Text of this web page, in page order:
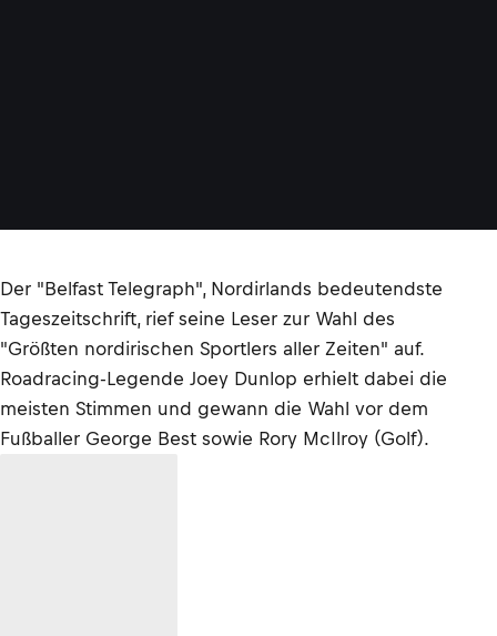
Der "Belfast Telegraph", Nordirlands bedeutendste
Tageszeitschrift, rief seine Leser zur Wahl des
"Größten nordirischen Sportlers aller Zeiten" auf.
Roadracing-Legende Joey Dunlop erhielt dabei die
meisten Stimmen und gewann die Wahl vor dem
Fußballer George Best sowie Rory McIlroy (Golf).